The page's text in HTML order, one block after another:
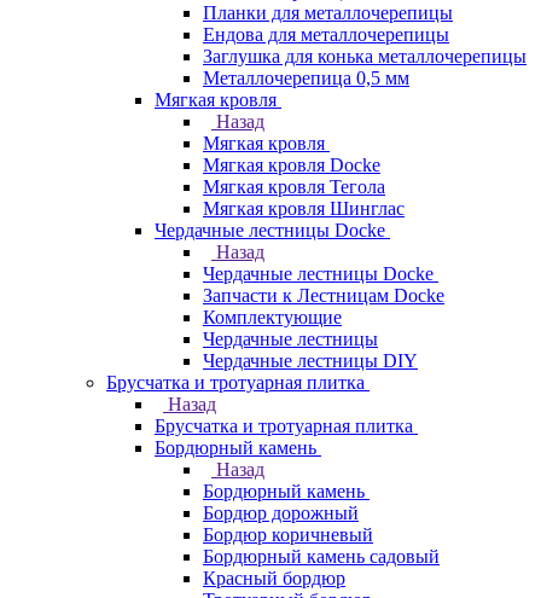
Планки для металлочерепицы
Ендова для металлочерепицы
Заглушка для конька металлочерепицы
Металлочерепица 0,5 мм
Мягкая кровля
Назад
Мягкая кровля
Мягкая кровля Docke
Мягкая кровля Тегола
Мягкая кровля Шинглас
Чердачные лестницы Docke
Назад
Чердачные лестницы Docke
Запчасти к Лестницам Docke
Комплектующие
Чердачные лестницы
Чердачные лестницы DIY
Брусчатка и тротуарная плитка
Назад
Брусчатка и тротуарная плитка
Бордюрный камень
Назад
Бордюрный камень
Бордюр дорожный
Бордюр коричневый
Бордюрный камень садовый
Красный бордюр